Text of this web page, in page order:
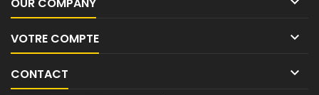
VOTRE COMPTE 
CONTACT 